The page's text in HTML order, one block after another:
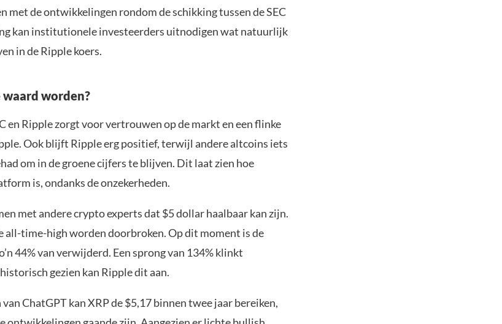
met de ontwikkelingen rondom de schikking tussen de SEC
kan institutionele investeerders uitnodigen wat natuurlijk
in de Ripple koers.
worden?
en Ripple zorgt voor vertrouwen op de markt en een flinke
Ook blijft Ripple erg positief, terwijl andere altcoins iets
om in de groene cijfers te blijven. Dit laat zien hoe
is, ondanks de onzekerheden.
met andere crypto experts dat $5 dollar haalbaar kan zijn.
all-time-high worden doorbroken. Op dit moment is de
44% van verwijderd. Een sprong van 134% klinkt
gezien kan Ripple dit aan.
ChatGPT kan XRP de $5,17 binnen twee jaar bereiken,